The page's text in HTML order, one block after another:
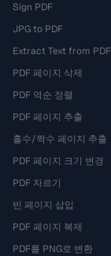
Sign PDF
JPG to PDF
Extract Text from PDF
PDF 페이지 삭제
PDF 역순 정렬
PDF 페이지 추출
홀수/짝수 페이지 추출
PDF 페이지 크기 변경
PDF 자르기
빈 페이지 삽입
PDF 페이지 복제
PDF를 PNG로 변환